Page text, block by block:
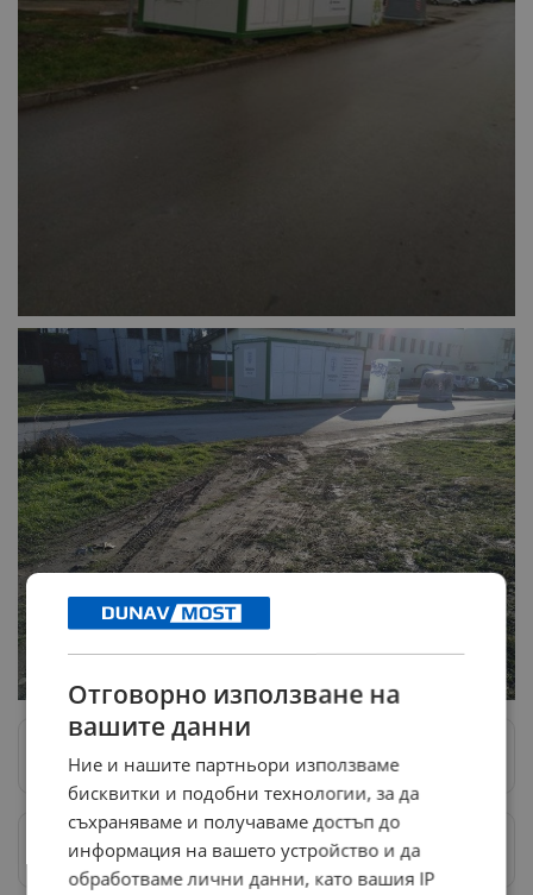
Следвай ни в Google News →
Предпочитани източници→
Отговорно използване на
вашите данни
Ние и нашите партньори използваме
бисквитки и подобни технологии, за да
съхраняваме и получаваме достъп до
информация на вашето устройство и да
обработваме лични данни, като вашия IP